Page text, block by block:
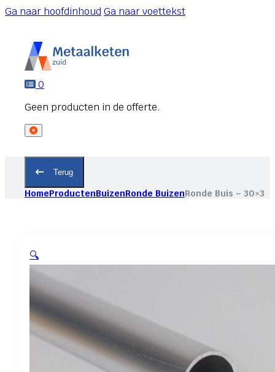
Ga naar hoofdinhoudGa naar voettekst
0
Terug
HomeProductenBuizenRonde BuizenRonde Buis – 30×3
🔍